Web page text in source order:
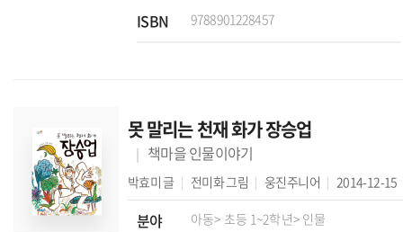
ISBN 9788901228457
못 말리는 천재 화가 장승업
책마을 인물이야기
박효미 글 전미화그림 웅진주니어 2014-12-15
분야 아동> 초등 1~2학년> 인물